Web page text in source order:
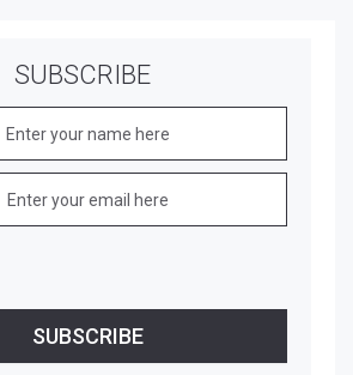
SUBSCRIBE